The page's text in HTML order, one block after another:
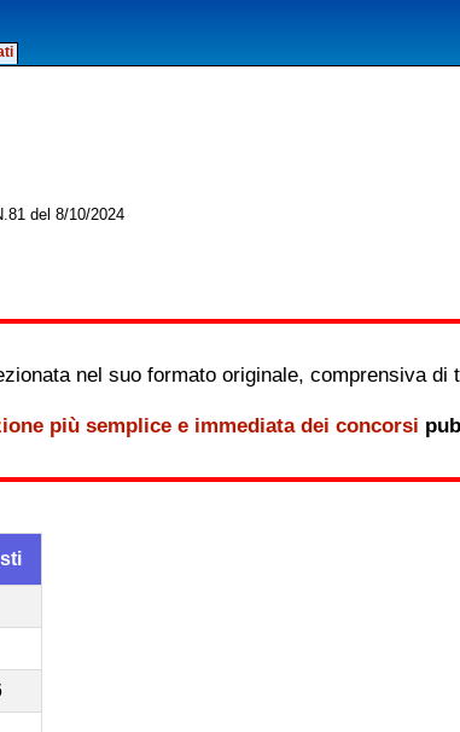
del 8/10/2024
nel suo formato originale, comprensiva
più semplice e immediata dei concorsi